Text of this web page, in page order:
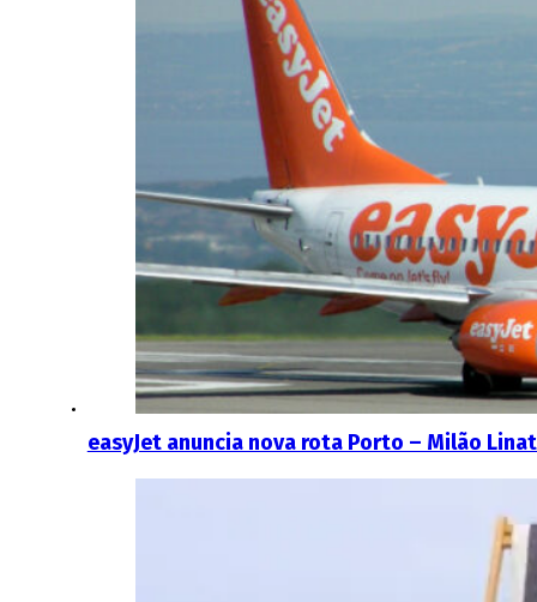
easyJet anuncia nova rota Porto – Milão